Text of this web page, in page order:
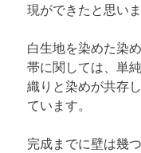
現ができたと思いま
白生地を染めた染
帯に関しては、単
織りと染めが共存
ています。
完成までに壁は幾